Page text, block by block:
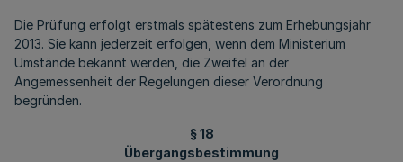
Die Prüfung erfolgt erstmals spätestens zum Erhebungsjahr
2013. Sie kann jederzeit erfolgen, wenn dem Ministerium
Umstände bekannt werden, die Zweifel an der
Angemessenheit der Regelungen dieser Verordnung
begründen.
§ 18
Übergangsbestimmung